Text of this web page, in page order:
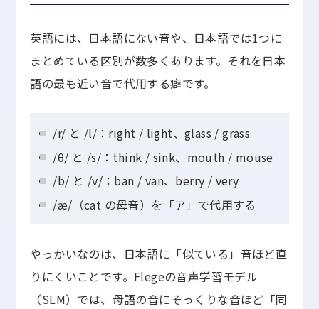
英語には、日本語にない音や、日本語では1つに
まとめている区別が数多くあります。それを日本
語の最も近い音で代用する癖です。
/r/ と /l/：right / light、glass / grass
/θ/ と /s/：think / sink、mouth / mouse
/b/ と /v/：ban / van、berry / very
/æ/（cat の母音）を「ア」で代用する
やっかいなのは、日本語に「似ている」音ほど直
りにくいことです。Flegeの音声学習モデル
（SLM）では、母語の音にそっくりな音ほど「同